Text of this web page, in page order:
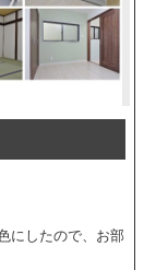
にしたので、お部